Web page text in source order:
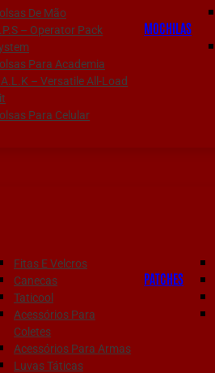
De Mão
– Operator Pack
Para Academia
– Versatile All-Load
Para Celular
MOCHILAS
Fitas E Velcros
Canecas
Taticool
Acessórios Para
Coletes
Acessórios Para Armas
Luvas Táticas
PATCHES